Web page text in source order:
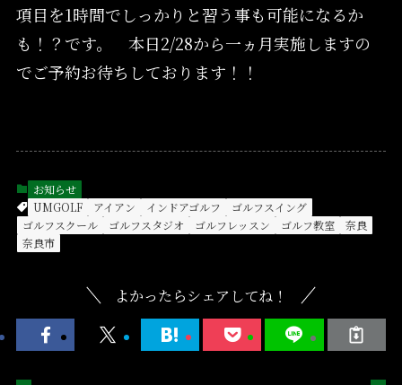
項目を1時間でしっかりと習う事も可能になるか
も！？です。 本日2/28から一ヵ月実施しますの
でご予約お待ちしております！！
お知らせ
UMGOLF
アイアン インドアゴルフ
ゴルフスイング
ゴルフスクール
ゴルフスタジオ ゴルフレッスン ゴルフ教室
奈良
奈良市
よかったらシェアしてね！